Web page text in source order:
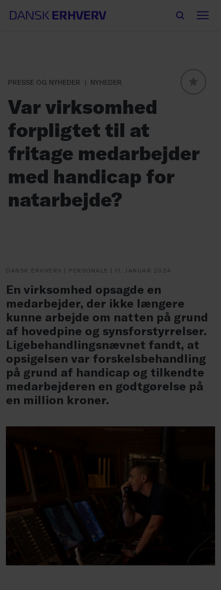
PRESSE OG NYHEDER
NYHEDER
Var virksomhed
forpligtet til at
fritage medarbejder
med handicap for
natarbejde?
DANSK ERHVERV | PERSONALE | 11. JANUAR 2024
En virksomhed opsagde en
medarbejder, der ikke længere
kunne arbejde om natten på grund
af hovedpine og synsforstyrrelser.
Ligebehandlingsnævnet fandt, at
opsigelsen var forskelsbehandling
på grund af handicap og tilkendte
medarbejderen en godtgørelse på
en million kroner.